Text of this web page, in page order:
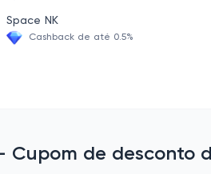
Space NK
Cashback de até 0.5%
Cupom de desconto